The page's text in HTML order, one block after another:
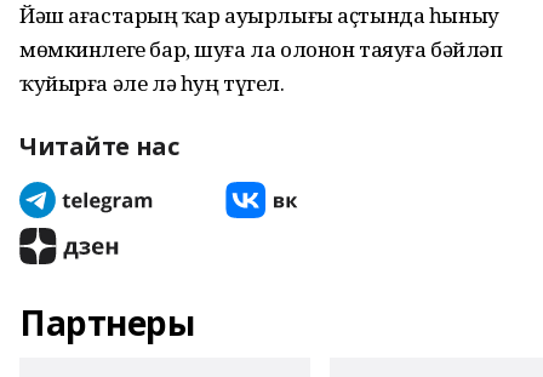
Йәш ағастарҙың ҡар ауырлығы аҫтында һыныу
мөмкинлеге бар, шуға ла олонон таяуға бәйләп
ҡуйырға әле лә һуң түгел.
Читайте нас
Партнеры